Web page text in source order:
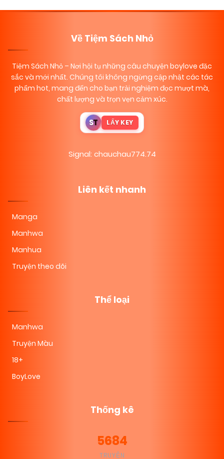
Về Tiệm Sách Nhỏ
Tiệm Sách Nhỏ – Nơi hội tụ những câu chuyện boylove đặc
sắc và mới nhất. Chúng tôi không ngừng cập nhật các tác
phẩm hot, mang đến cho bạn trải nghiệm đọc mượt mà,
chất lượng và trọn vẹn cảm xúc.
ST LẤY KEY
Signal: chauchau774.74
Liên kết nhanh
Manga
Manhwa
Manhua
Truyện theo dõi
Thể loại
Manhwa
Truyện Màu
18+
BoyLove
Thống kê
5684
TRUYỆN